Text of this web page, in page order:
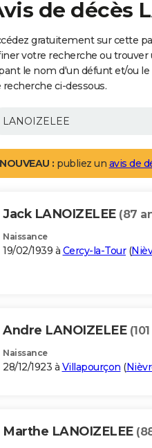
de décès
gratuitement sur cette
votre recherche ou trouver
le nom d'un défunt et/ou
recherche ci-dessous.
NOUVEAU : publiez un avis de
Jack LANOIZELEE (87
Naissance
19/02/1939 à Cercy-la-Tour(
Andre LANOIZELEE
Naissance
28/12/1923 à Villapourçon (
Marthe LANOIZELEE